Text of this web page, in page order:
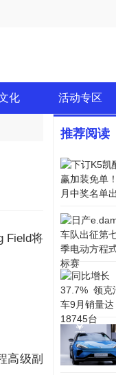
化 活动专区
Field将
高级副
推荐阅读